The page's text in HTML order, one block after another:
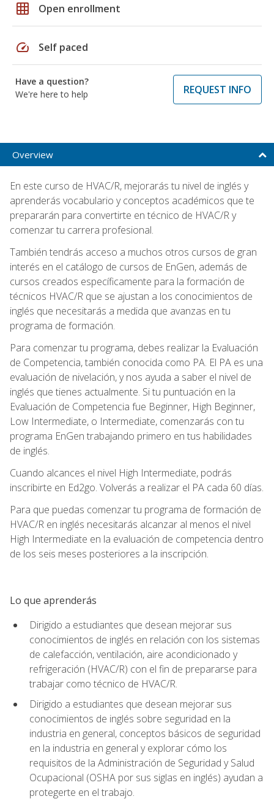
grid_on Open enrollment
speed Self paced
Have a question?
We're here to help
REQUEST INFO
Overview
En este curso de HVAC/R, mejorarás tu nivel de inglés y
aprenderás vocabulario y conceptos académicos que te
prepararán para convertirte en técnico de HVAC/R y
comenzar tu carrera profesional.
También tendrás acceso a muchos otros cursos de gran
interés en el catálogo de cursos de EnGen, además de
cursos creados específicamente para la formación de
técnicos HVAC/R que se ajustan a los conocimientos de
inglés que necesitarás a medida que avanzas en tu
programa de formación.
Para comenzar tu programa, debes realizar la Evaluación
de Competencia, también conocida como PA. El PA es una
evaluación de nivelación, y nos ayuda a saber el nivel de
inglés que tienes actualmente. Si tu puntuación en la
Evaluación de Competencia fue Beginner, High Beginner,
Low Intermediate, o Intermediate, comenzarás con tu
programa EnGen trabajando primero en tus habilidades
de inglés.
Cuando alcances el nivel High Intermediate, podrás
inscribirte en Ed2go. Volverás a realizar el PA cada 60 días.
Para que puedas comenzar tu programa de formación de
HVAC/R en inglés necesitarás alcanzar al menos el nivel
High Intermediate en la evaluación de competencia dentro
de los seis meses posteriores a la inscripción.
Lo que aprenderás
Dirigido a estudiantes que desean mejorar sus
conocimientos de inglés en relación con los sistemas
de calefacción, ventilación, aire acondicionado y
refrigeración (HVAC/R) con el fin de prepararse para
trabajar como técnico de HVAC/R.
Dirigido a estudiantes que desean mejorar sus
conocimientos de inglés sobre seguridad en la
industria en general, conceptos básicos de seguridad
en la industria en general y explorar cómo los
requisitos de la Administración de Seguridad y Salud
Ocupacional (OSHA por sus siglas en inglés) ayudan a
protegerte en el trabajo.